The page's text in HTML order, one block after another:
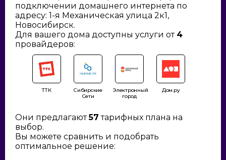
подключении домашнего интернета по
адресу: 1-я Механическая улица 2к1,
Новосибирск.
Для вашего дома доступны услуги от 4
провайдеров:
ТТК
Сибирские
Сети
Электронный
город
Дом.ру
Они предлагают57 тарифных плана на
выбор.
Вы можете сравнить и подобрать
оптимальное решение: